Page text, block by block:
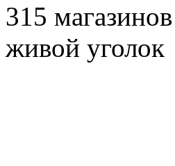
315
живой уголок